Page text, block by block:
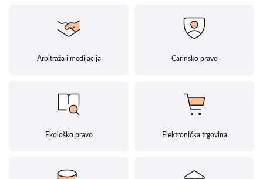
Arbitraža i medijacija Carinsko pravo
Ekološko pravo Elektronička trgovina